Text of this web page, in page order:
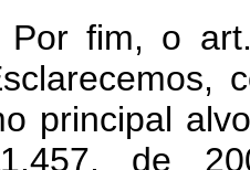
o art. 14
principal
de